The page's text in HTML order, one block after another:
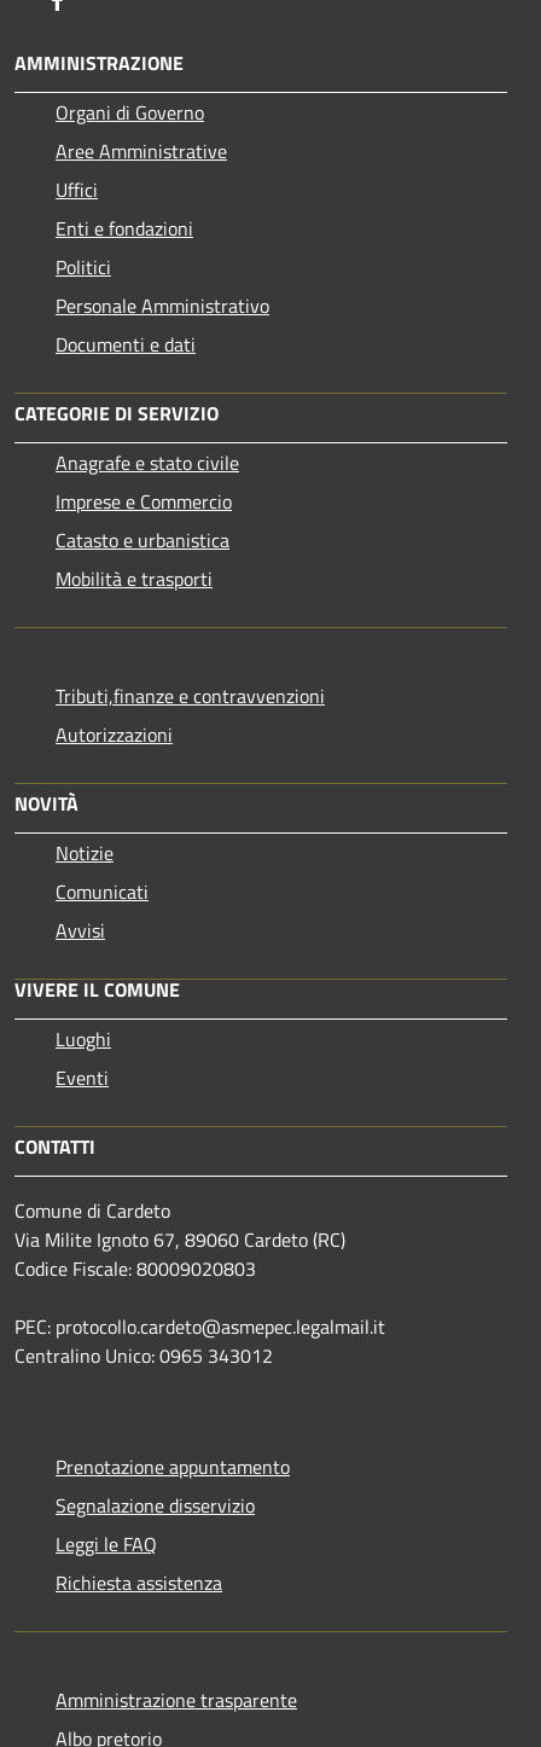
AMMINISTRAZIONE
Organi di Governo
Aree Amministrative
Uffici
Enti e fondazioni
Politici
Personale Amministrativo
Documenti e dati
CATEGORIE DI SERVIZIO
Anagrafe e stato civile
Imprese e Commercio
Catasto e urbanistica
Mobilità e trasporti
Tributi,finanze e contravvenzioni
Autorizzazioni
NOVITÀ
Notizie
Comunicati
Avvisi
VIVERE IL COMUNE
Luoghi
Eventi
CONTATTI
Comune di Cardeto
Via Milite Ignoto 67, 89060 Cardeto (RC)
Codice Fiscale: 80009020803
PEC: protocollo.cardeto@asmepec.legalmail.it
Centralino Unico: 0965 343012
Prenotazione appuntamento
Segnalazione disservizio
Leggi le FAQ
Richiesta assistenza
Amministrazione trasparente
Albo pretorio